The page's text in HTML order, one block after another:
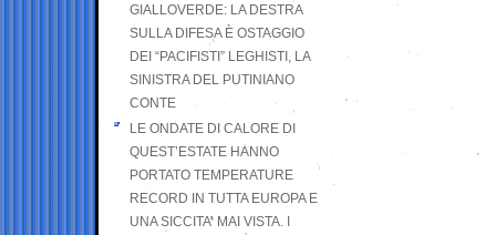
GIALLOVERDE: LA DESTRA
SULLA DIFESA È OSTAGGIO
DEI “PACIFISTI” LEGHISTI, LA
SINISTRA DEL PUTINIANO
CONTE
LE ONDATE DI CALORE DI
QUEST’ESTATE HANNO
PORTATO TEMPERATURE
RECORD IN TUTTA EUROPA E
UNA SICCITA’ MAI VISTA. I